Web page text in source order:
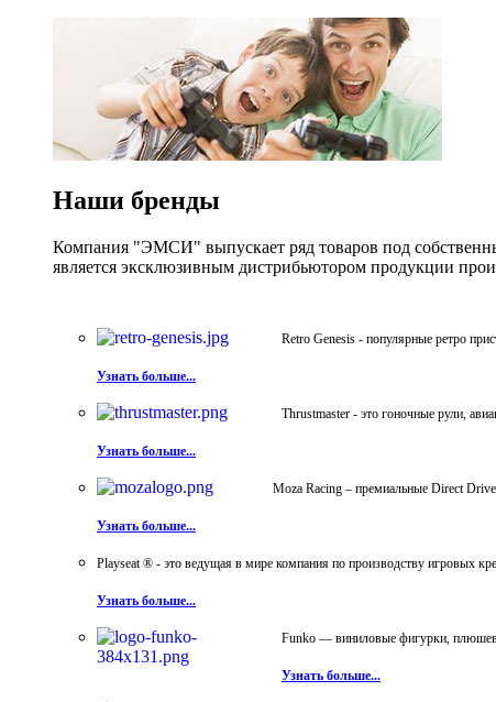
Наши бренды
Компания "ЭМСИ" выпускает ряд товаров под
является эксклюзивным дистрибьютором продукции
Retro Genesis - популярные ретро
Узнать больше...
Thrustmaster - это гоночные рули,
Узнать больше...
Moza Racing – премиальные Direct
Узнать больше...
Playseat ® - это ведущая в мире компания по производству игровых
Узнать больше...
Funko — виниловые фигурки,
Узнать больше...